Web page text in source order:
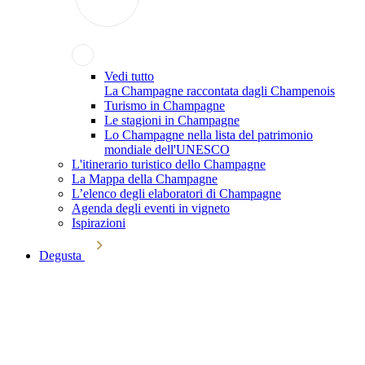
Vedi tutto
La Champagne raccontata dagli Champenois
Turismo in Champagne
Le stagioni in Champagne
Lo Champagne nella lista del patrimonio
mondiale dell'UNESCO
L'itinerario turistico dello Champagne
La Mappa della Champagne
L’elenco degli elaboratori di Champagne
Agenda degli eventi in vigneto
Ispirazioni
Degusta